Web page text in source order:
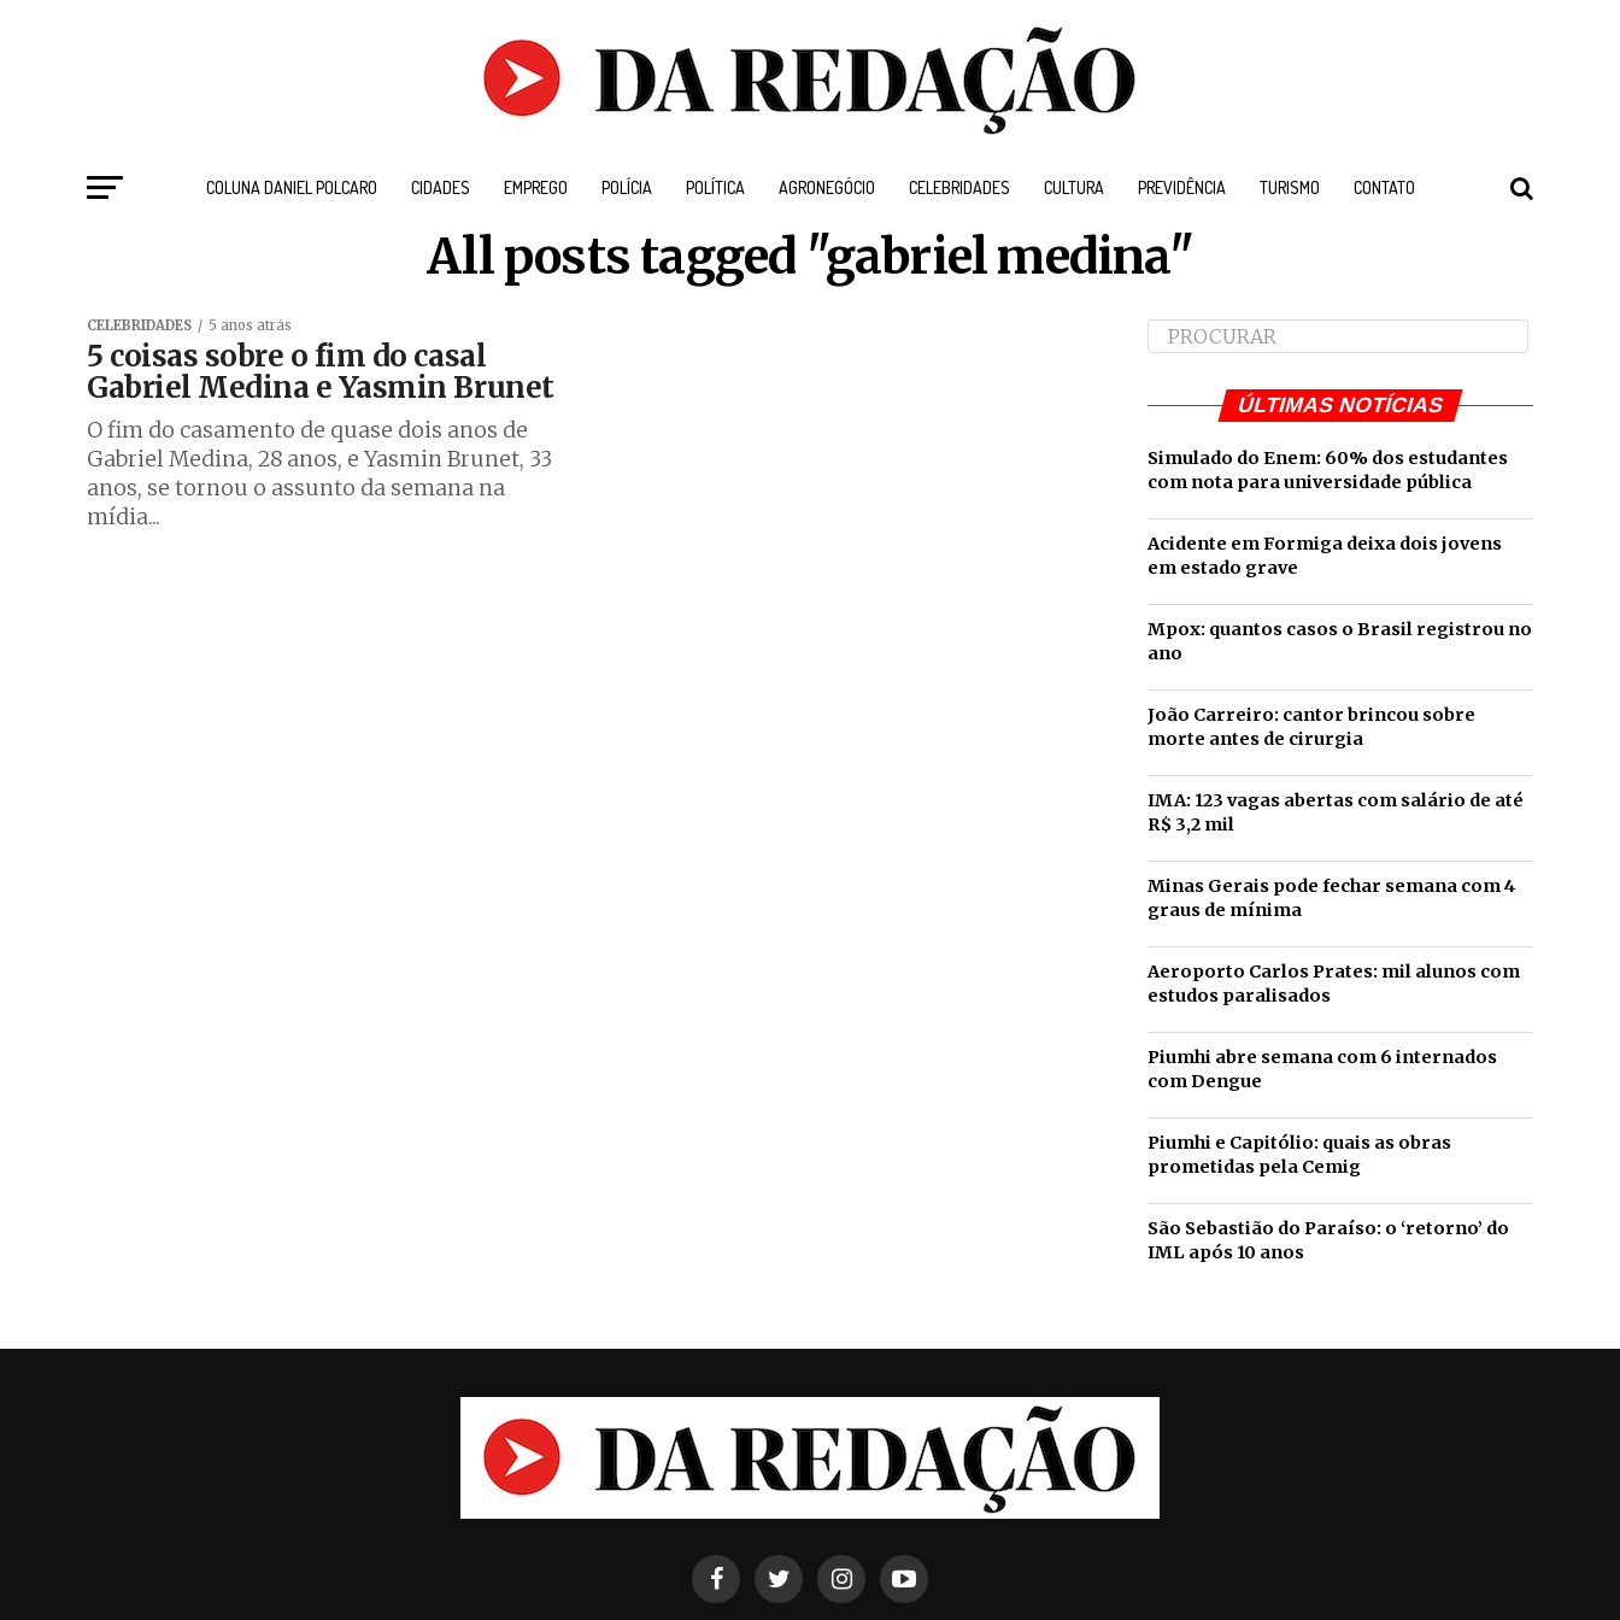
COLUNA DANIEL POLCARO CIDADES EMPREGO POLÍCIA POLÍTICA AGRONEGÓCIO CELEBRIDADES CULTURA PREVIDÊNCIA TURISMO CONTATO
All posts tagged "gabriel medina"
CELEBRIDADES 5 anos atrás
5 coisas sobre o fim do casal
Gabriel Medina e Yasmin Brunet
O fim do casamento de quase dois anos de
Gabriel Medina, 28 anos, e Yasmin Brunet, 33
anos, se tornou o assunto da semana na
mídia...
ÚLTIMAS NOTÍCIAS
Simulado do Enem: 60% dos estudantes
com nota para universidade pública
Acidente em Formiga deixa dois jovens
em estado grave
Mpox: quantos casos o Brasil registrou no
ano
João Carreiro: cantor brincou sobre
morte antes de cirurgia
IMA: 123 vagas abertas com salário de até
R$ 3,2 mil
Minas Gerais pode fechar semana com 4
graus de mínima
Aeroporto Carlos Prates: mil alunos com
estudos paralisados
Piumhi abre semana com 6 internados
com Dengue
Piumhi e Capitólio: quais as obras
prometidas pela Cemig
São Sebastião do Paraíso: o ‘retorno’ do
IML após 10 anos